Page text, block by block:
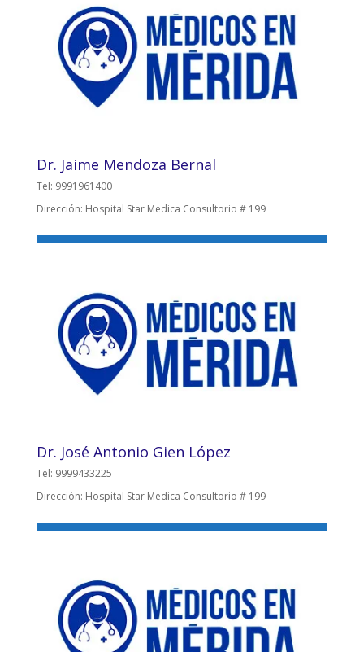
Dr. Jaime Mendoza Bernal
Tel: 9991961400
Dirección: Hospital Star Medica Consultorio # 199
Dr. José Antonio Gien López
Tel: 9999433225
Dirección: Hospital Star Medica Consultorio # 199